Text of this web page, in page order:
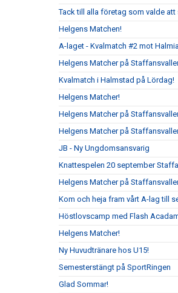
Tack till alla företag som valde
Helgens Matchen!
A-laget - Kvalmatch #2 mot
Helgens Matcher på
Kvalmatch i Halmstad på Lördag!
Helgens Matcher!
Helgens Matcher på
Helgens Matcher på
JB - Ny Ungdomsansvarig
Knattespelen 20 september
Helgens Matcher på
Kom och heja fram vårt A-lag till
Höstlovscamp med Flash
Helgens Matcher!
Ny Huvudtränare hos U15!
Semesterstängt på SportRingen
Glad Sommar!